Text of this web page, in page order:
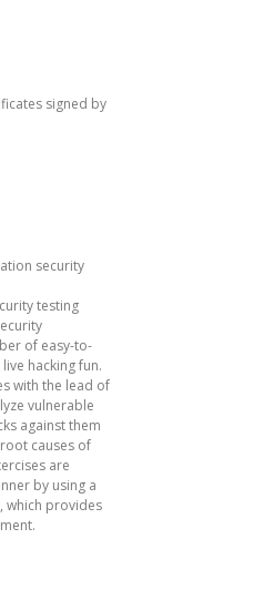
signed by
security
testing
of easy-to-
hacking fun.
with the lead of
vulnerable
against them
causes of
are
by using a
which provides